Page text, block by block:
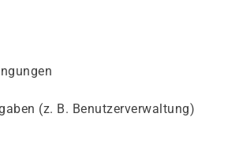
(z. B. Benutzerverwaltung)